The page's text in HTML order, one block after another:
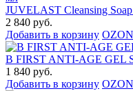
JUVELAST Cleansing
2 840 руб.
Добавить в корзину OZON
B FIRST ANTI-AGE GEL
1 840 руб.
Добавить в корзину OZON